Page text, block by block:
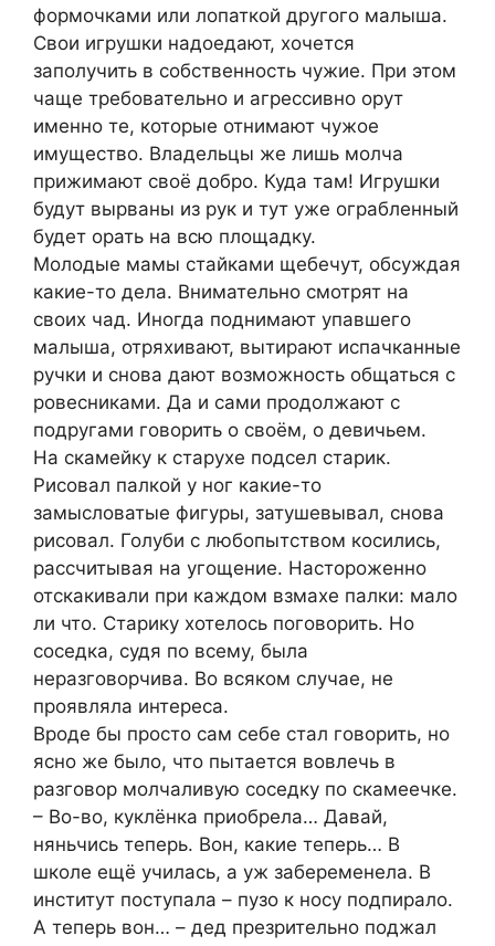
формочками или лопаткой другого малыша.
Свои игрушки надоедают, хочется
заполучить в собственность чужие. При этом
чаще требовательно и агрессивно орут
именно те, которые отнимают чужое
имущество. Владельцы же лишь молча
прижимают своё добро. Куда там! Игрушки
будут вырваны из рук и тут уже ограбленный
будет орать на всю площадку.
Молодые мамы стайками щебечут, обсуждая
какие-то дела. Внимательно смотрят на
своих чад. Иногда поднимают упавшего
малыша, отряхивают, вытирают испачканные
ручки и снова дают возможность общаться с
ровесниками. Да и сами продолжают с
подругами говорить о своём, о девичьем.
На скамейку к старухе подсел старик.
Рисовал палкой у ног какие-то
замысловатые фигуры, затушевывал, снова
рисовал. Голуби с любопытством косились,
рассчитывая на угощение. Настороженно
отскакивали при каждом взмахе палки: мало
ли что. Старику хотелось поговорить. Но
соседка, судя по всему, была
неразговорчива. Во всяком случае, не
проявляла интереса.
Вроде бы просто сам себе стал говорить, но
ясно же было, что пытается вовлечь в
разговор молчаливую соседку по скамеечке.
– Во-во, куклёнка приобрела… Давай,
няньчись теперь. Вон, какие теперь… В
школе ещё училась, а уж забеременела. В
институт поступала – пузо к носу подпирало.
А теперь вон… – дед презрительно поджал